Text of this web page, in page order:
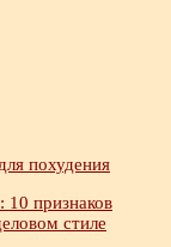
похудения
10 признаков
стиле